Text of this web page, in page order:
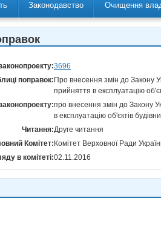
Законодавство Очищення
3696
поправок: Про внесення змін до Закону
прийняття в експлуатацію
про внесення змін до Закону
в експлуатацію об'єктів
Читання:Друге читання
Комітет: Комітет Верховної Ради
в комітеті:02.11.2016